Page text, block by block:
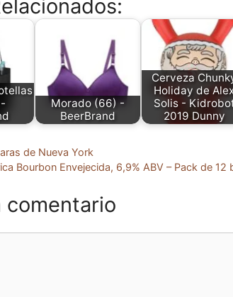
Morado (66) -
BeerBrand
Cerveza
Holiday de
Solis -
2019 Dunny
de Nueva York
Bourbon Envejecida, 6,9% ABV – Pack de
comentario